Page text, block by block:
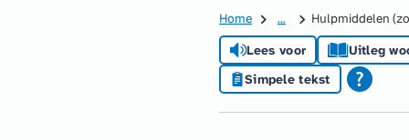
Home ... Hulpmiddelen
Lees voor
Uitleg
Simpele tekst